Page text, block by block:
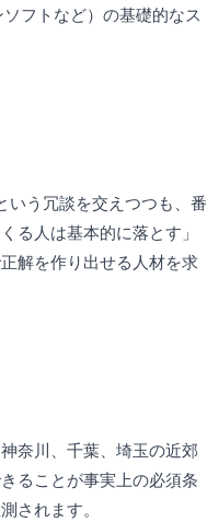
フトなど）の基礎的なス
いう冗談を交えつつも、番
る人は基本的に落とす」
解を作り出せる人材を求
奈川、千葉、埼玉の近郊
ることが事実上の必須条
されます。